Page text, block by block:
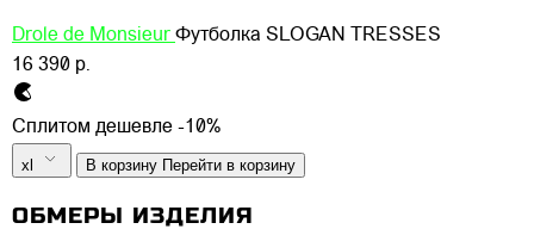
Drole de Monsieur Футболка SLOGAN TRESSES
16 390 р.
Сплитом дешевле -10%
xl В корзину Перейти в корзину
ОБМЕРЫ ИЗДЕЛИЯ